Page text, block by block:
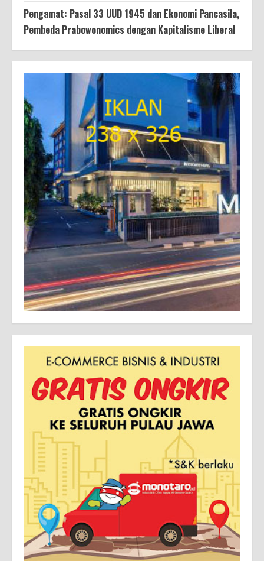
Pengamat: Pasal 33 UUD 1945 dan Ekonomi Pancasila,
Pembeda Prabowonomics dengan Kapitalisme Liberal